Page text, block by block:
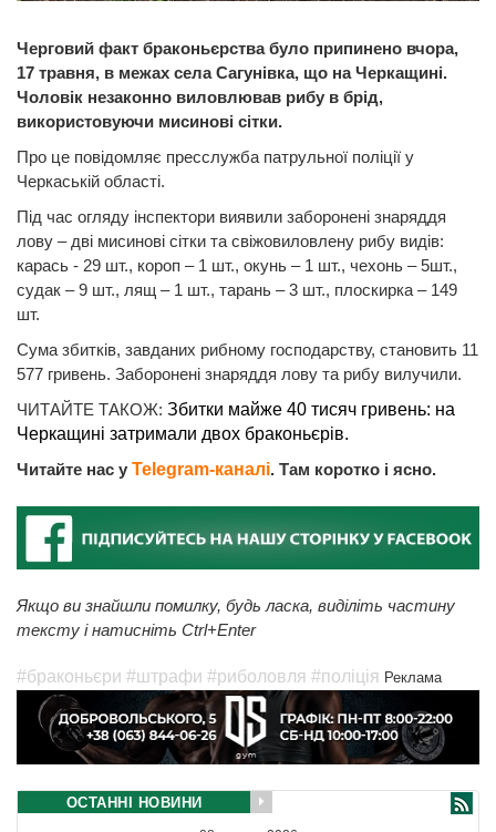
Черговий факт браконьєрства було припинено вчора,
17 травня, в межах села Сагунівка, що на Черкащині.
Чоловік незаконно виловлював рибу в брід,
використовуючи мисинові сітки.
Про це повідомляє пресслужба патрульної поліції у
Черкаській області.
Під час огляду інспектори виявили заборонені знаряддя
лову – дві мисинові сітки та свіжовиловлену рибу видів:
карась - 29 шт., короп – 1 шт., окунь – 1 шт., чехонь – 5шт.,
судак – 9 шт., лящ – 1 шт., тарань – 3 шт., плоскирка – 149
шт.
Сума збитків, завданих рибному господарству, становить 11
577 гривень. Заборонені знаряддя лову та рибу вилучили.
ЧИТАЙТЕ ТАКОЖ: Збитки майже 40 тисяч гривень: на
Черкащині затримали двох браконьєрів.
Читайте нас у Telegram-каналі. Там коротко і ясно.
Якщо ви знайшли помилку, будь ласка, виділіть частину
тексту і натисніть Ctrl+Enter
#браконьєри #штрафи #риболовля #поліція Реклама
ОСТАННІ НОВИНИ